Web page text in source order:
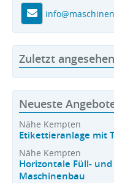
Zuletzt angesehen
Neueste
Nähe Kempten
Etikettieranlage mit
Nähe Kempten
Horizontale Füll-
Maschinenbau